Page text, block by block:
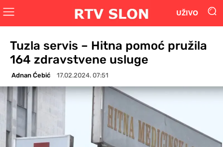
UŽIVO
Tuzla servis – Hitna pomoć pružila
164 zdravstvene usluge
Adnan Ćebić 17.02.2024. 07:51